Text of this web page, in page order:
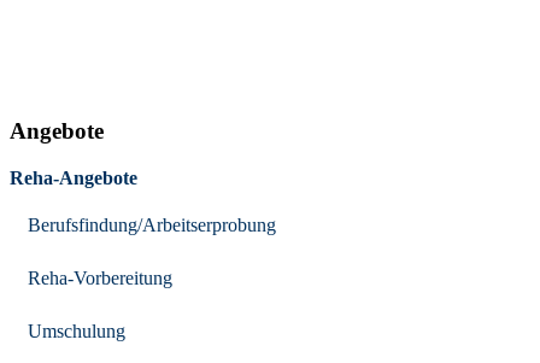
Angebote
Reha-Angebote
Berufsfindung/Arbeitserprobung
Reha-Vorbereitung
Umschulung